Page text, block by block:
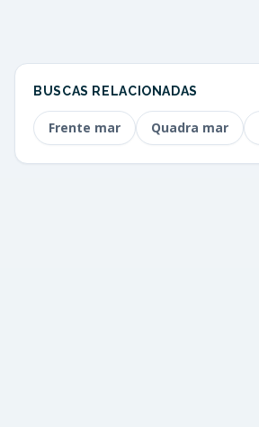
BUSCAS RELACIONADAS
Frente mar Quadra mar